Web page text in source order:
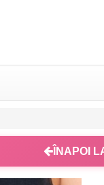
ÎNAPOI